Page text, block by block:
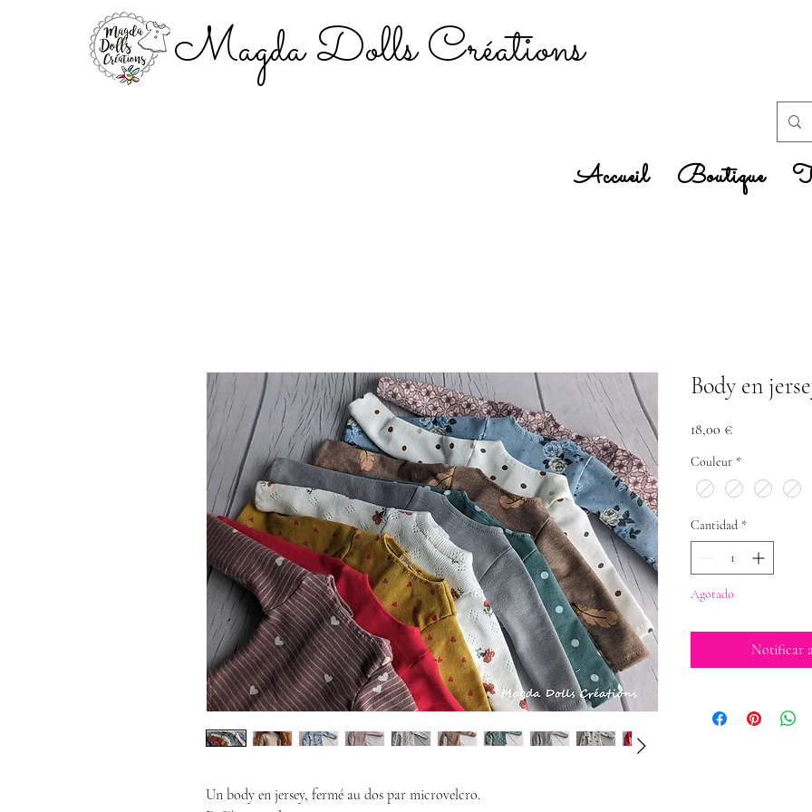
Magda Dolls Créations
Accueil Boutique
Un body en jersey, fermé au dos par microvelcro.
Body en
18,00 €Precio
Couleur *
Cantidad *
Agotado
Notificar